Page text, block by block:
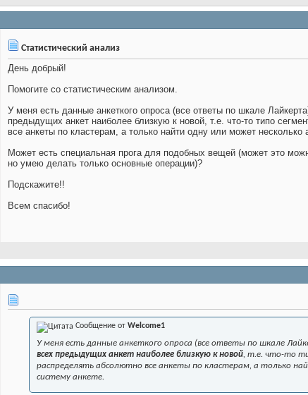
Статистический анализ
День добрый!
Помогите со статистическим анализом.
У меня есть данные анкеткого опроса (все ответы по шкале
предыдущих анкет наиболее близкую к новой, т.е. что-то типо
все анкеты по кластерам, а только найти одну или может
Может есть специальная прога для подобных вещей (может это
но умею делать только основные операции)?
Подскажите!!
Всем спасибо!
Сообщение от Welcome1
У меня есть данные анкеткого опроса (все ответы по шкале
всех предыдущих анкет наиболее близкую к новой, т.е. что-то
распределять абсолютно все анкеты по кластерам, а только
систему анкете.